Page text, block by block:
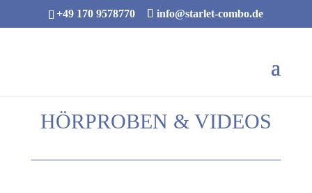
+49 170 9578770 info@starlet-combo.de
HÖRPROBEN & VIDEOS